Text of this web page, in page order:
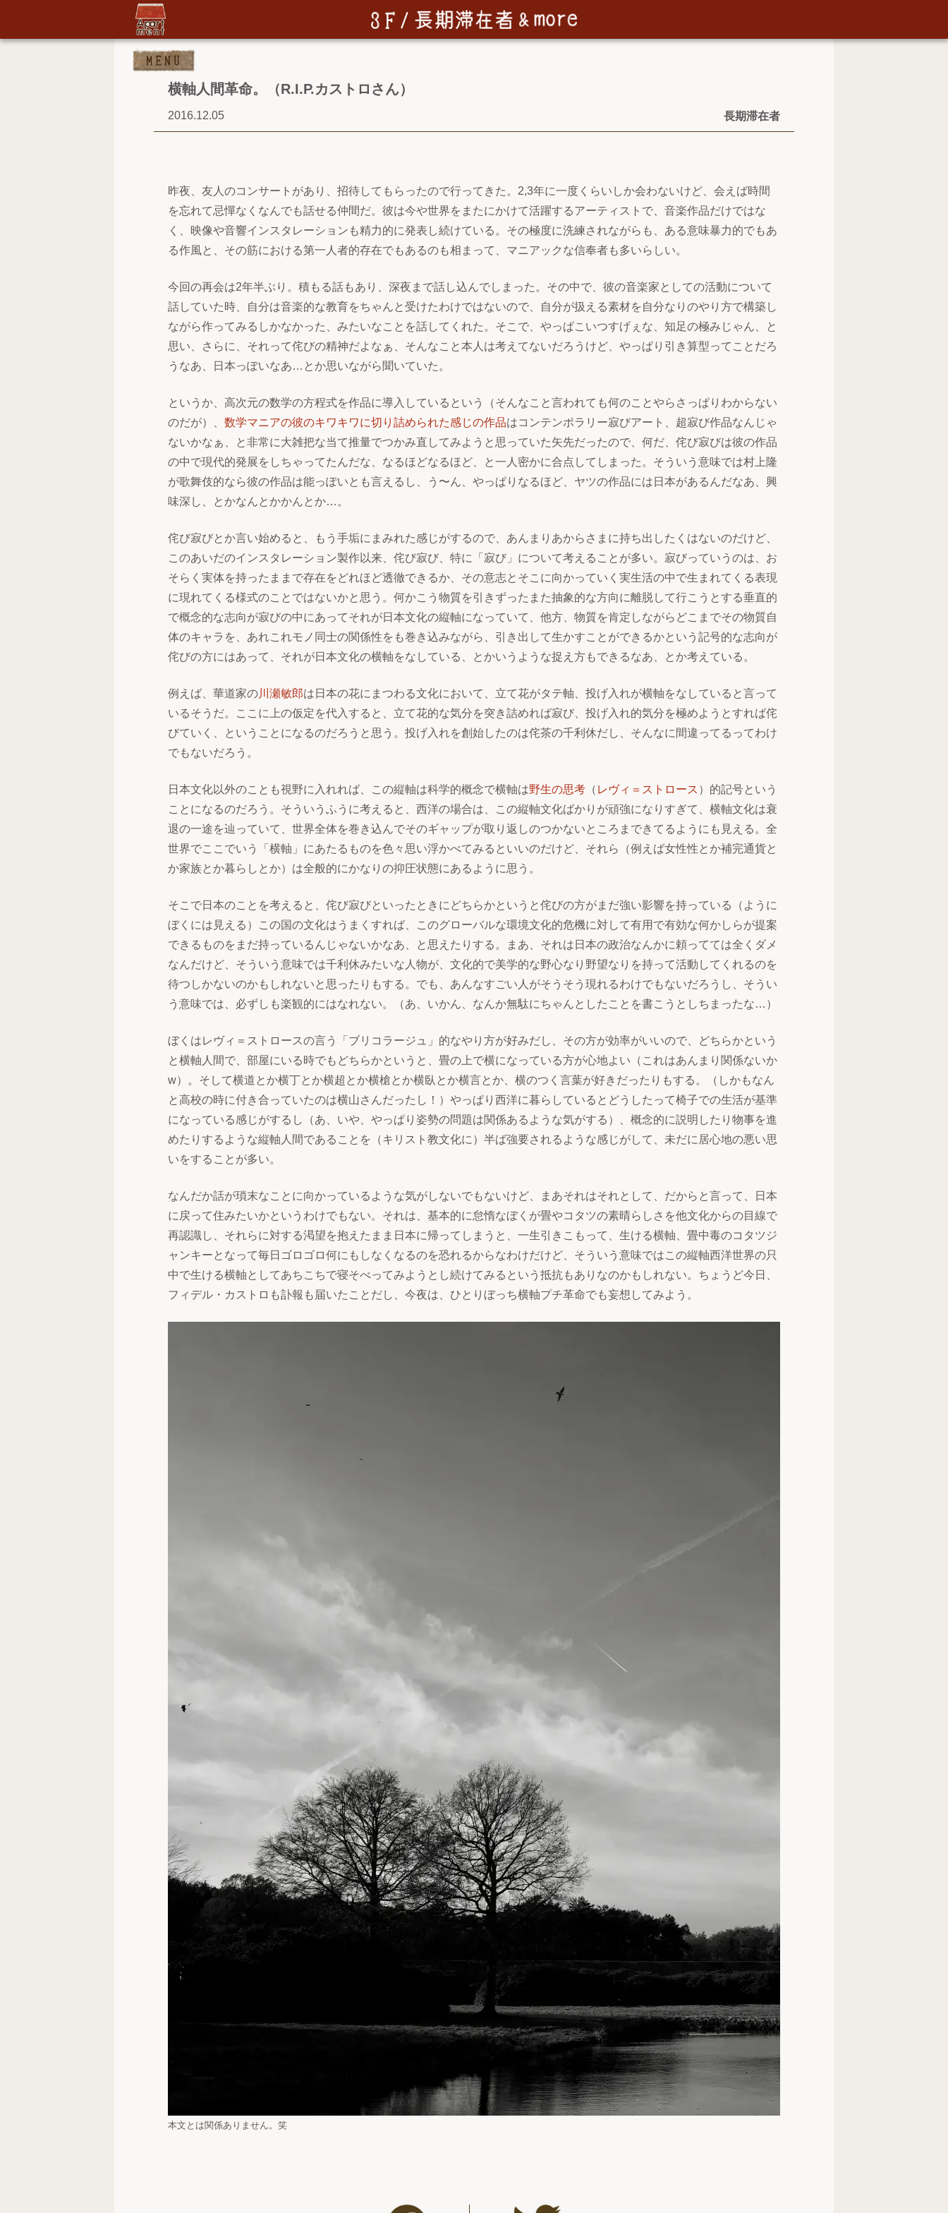
横軸人間革命。（R.I.P.カストロさん）
2016.12.05 長期滞在者
昨夜、友人のコンサートがあり、招待してもらったので行ってきた。2,3年に一度くらいしか会わないけど、会えば時間
を忘れて忌憚なくなんでも話せる仲間だ。彼は今や世界をまたにかけて活躍するアーティストで、音楽作品だけではな
く、映像や音響インスタレーションも精力的に発表し続けている。その極度に洗練されながらも、ある意味暴力的でもあ
る作風と、その筋における第一人者的存在でもあるのも相まって、マニアックな信奉者も多いらしい。
今回の再会は2年半ぶり。積もる話もあり、深夜まで話し込んでしまった。その中で、彼の音楽家としての活動について
話していた時、自分は音楽的な教育をちゃんと受けたわけではないので、自分が扱える素材を自分なりのやり方で構築し
ながら作ってみるしかなかった、みたいなことを話してくれた。そこで、やっぱこいつすげぇな、知足の極みじゃん、と
思い、さらに、それって侘びの精神だよなぁ、そんなこと本人は考えてないだろうけど、やっぱり引き算型ってことだろ
うなあ、日本っぽいなあ…とか思いながら聞いていた。
というか、高次元の数学の方程式を作品に導入しているという（そんなこと言われても何のことやらさっぱりわからない
のだが）、 数学マニアの彼のキワキワに切り詰められた感じの作品はコンテンポラリー寂びアート、超寂び作品なんじゃ
ないかなぁ、と非常に大雑把な当て推量でつかみ直してみようと思っていた矢先だったので、何だ、侘び寂びは彼の作品
の中で現代的発展をしちゃってたんだな、なるほどなるほど、と一人密かに合点してしまった。そういう意味では村上隆
が歌舞伎的なら彼の作品は能っぽいとも言えるし、う〜ん、やっぱりなるほど、ヤツの作品には日本があるんだなあ、興
味深し、とかなんとかかんとか…。
侘び寂びとか言い始めると、もう手垢にまみれた感じがするので、あんまりあからさまに持ち出したくはないのだけど、
このあいだのインスタレーション製作以来、侘び寂び、特に「寂び」について考えることが多い。寂びっていうのは、お
そらく実体を持ったままで存在をどれほど透徹できるか、その意志とそこに向かっていく実生活の中で生まれてくる表現
に現れてくる様式のことではないかと思う。何かこう物質を引きずったまた抽象的な方向に離脱して行こうとする垂直的
で概念的な志向が寂びの中にあってそれが日本文化の縦軸になっていて、他方、物質を肯定しながらどこまでその物質自
体のキャラを、あれこれモノ同士の関係性をも巻き込みながら、引き出して生かすことができるかという記号的な志向が
侘びの方にはあって、それが日本文化の横軸をなしている、とかいうような捉え方もできるなあ、とか考えている。
例えば、華道家の川瀬敏郎は日本の花にまつわる文化において、立て花がタテ軸、投げ入れが横軸をなしていると言って
いるそうだ。ここに上の仮定を代入すると、立て花的な気分を突き詰めれば寂び、投げ入れ的気分を極めようとすれば侘
びていく、ということになるのだろうと思う。投げ入れを創始したのは侘茶の千利休だし、そんなに間違ってるってわけ
でもないだろう。
日本文化以外のことも視野に入れれば、この縦軸は科学的概念で横軸は野生の思考 （ レヴィ＝ストロース ）的記号という
ことになるのだろう。そういうふうに考えると、西洋の場合は、この縦軸文化ばかりが頑強になりすぎて、横軸文化は衰
退の一途を辿っていて、世界全体を巻き込んでそのギャップが取り返しのつかないところまできてるようにも見える。全
世界でここでいう「横軸」にあたるものを色々思い浮かべてみるといいのだけど、それら（例えば女性性とか補完通貨と
か家族とか暮らしとか）は全般的にかなりの抑圧状態にあるように思う。
そこで日本のことを考えると、侘び寂びといったときにどちらかというと侘びの方がまだ強い影響を持っている（ように
ぼくには見える）この国の文化はうまくすれば、このグローバルな環境文化的危機に対して有用で有効な何かしらが提案
できるものをまだ持っているんじゃないかなあ、と思えたりする。まあ、それは日本の政治なんかに頼ってては全くダメ
なんだけど、そういう意味では千利休みたいな人物が、文化的で美学的な野心なり野望なりを持って活動してくれるのを
待つしかないのかもしれないと思ったりもする。でも、あんなすごい人がそうそう現れるわけでもないだろうし、そうい
う意味では、必ずしも楽観的にはなれない。（あ、いかん、なんか無駄にちゃんとしたことを書こうとしちまったな…）
ぼくはレヴィ＝ストロースの言う「ブリコラージュ」的なやり方が好みだし、その方が効率がいいので、どちらかという
と横軸人間で、部屋にいる時でもどちらかというと、畳の上で横になっている方が心地よい（これはあんまり関係ないか
w）。そして横道とか横丁とか横超とか横槍とか横臥とか横言とか、横のつく言葉が好きだったりもする。（しかもなん
と高校の時に付き合っていたのは横山さんだったし！）やっぱり西洋に暮らしているとどうしたって椅子での生活が基準
になっている感じがするし（あ、いや、やっぱり姿勢の問題は関係あるような気がする）、概念的に説明したり物事を進
めたりするような縦軸人間であることを（キリスト教文化に）半ば強要されるような感じがして、未だに居心地の悪い思
いをすることが多い。
なんだか話が瑣末なことに向かっているような気がしないでもないけど、まあそれはそれとして、だからと言って、日本
に戻って住みたいかというわけでもない。それは、基本的に怠惰なぼくが畳やコタツの素晴らしさを他文化からの目線で
再認識し、それらに対する渇望を抱えたまま日本に帰ってしまうと、一生引きこもって、生ける横軸、畳中毒のコタツジ
ャンキーとなって毎日ゴロゴロ何にもしなくなるのを恐れるからなわけだけど、そういう意味ではこの縦軸西洋世界の只
中で生ける横軸としてあちこちで寝そべってみようとし続けてみるという抵抗もありなのかもしれない。ちょうど今日、
フィデル・カストロも訃報も届いたことだし、今夜は、ひとりぼっち横軸プチ革命でも妄想してみよう。
本文とは関係ありません。笑